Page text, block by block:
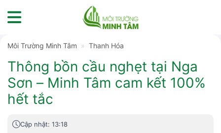
to
Môi Trường Minh Tâm » Thanh Hóa
Thông bồn cầu nghẹt tại Nga
Sơn – Minh Tâm cam kết 100%
hết tắc
Cập nhật: 13:18